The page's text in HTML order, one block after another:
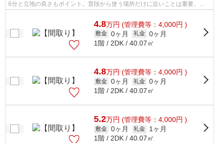
6分と立地の良さもポイント。普段から使う場所だけに近いことは重要。移
4.8万円 (管理費等：4,000円 )
敷金 0ヶ月 礼金 0ヶ月
1階 / 2DK / 40.07㎡
4.8万円 (管理費等：4,000円 )
敷金 0ヶ月 礼金 0ヶ月
1階 / 2DK / 40.07㎡
5.2万円 (管理費等：4,000円 )
敷金 0ヶ月 礼金
1ヶ月
1階 / 2DK / 40.07㎡